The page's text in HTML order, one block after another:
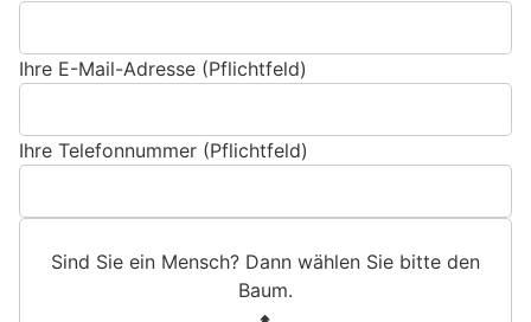
Ihre E-Mail-Adresse (Pflichtfeld)
Ihre Telefonnummer (Pflichtfeld)
Sind Sie ein Mensch? Dann wählen Sie bitte den
Baum.